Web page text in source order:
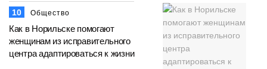
10 Общество
Как в Норильске помогают
женщинам из исправительного
центра адаптироваться к жизни